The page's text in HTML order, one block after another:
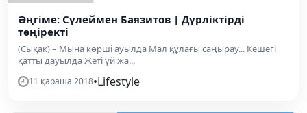
Әңгіме: Сүлеймен Баязитов | Дүрліктірді
төңіректі
(Сықақ) – Мына көрші ауылда Мал құлағы саңырау... Кешегі
қатты дауылда Жеті үй жа...
11 қараша 2018•Lifestyle